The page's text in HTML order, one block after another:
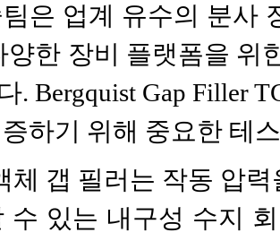
은 업계 유수의 분사
양한 장비 플랫폼을 위
. Bergquist Gap Filler
하기 위해 중요한 테
체 갭 필러는 작동 압
수 있는 내구성 수지